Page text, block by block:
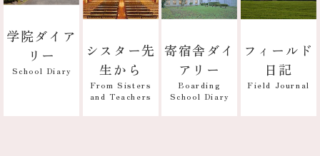
学院ダイア
リー
School Diary
シスター先
生から
From Sisters
and Teachers
寄宿舎ダイ
アリー
Boarding
School Diary
フィールド
日記
Field Journal